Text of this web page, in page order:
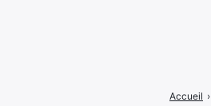
Accueil ›